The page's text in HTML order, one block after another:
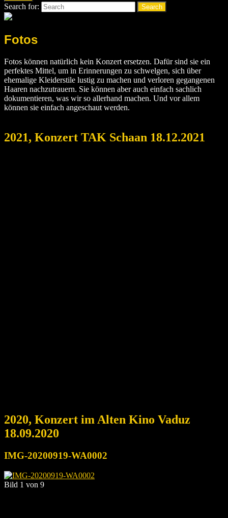
Search for: Search
Fotos
Fotos können natürlich kein Konzert ersetzen. Dafür sind sie ein
perfektes Mittel, um in Erinnerungen zu schwelgen, sich über
ehemalige Kleiderstile lustig zu machen und verloren gegangenen
Haaren nachzutrauern. Sie können aber auch einfach sachlich
dokumentieren, was wir so allerhand machen. Und vor allem
können sie einfach angeschaut werden.
2021, Konzert TAK Schaan 18.12.2021
2020, Konzert im Alten Kino Vaduz
18.09.2020
IMG-20200919-WA0002
Bild 1 von 9